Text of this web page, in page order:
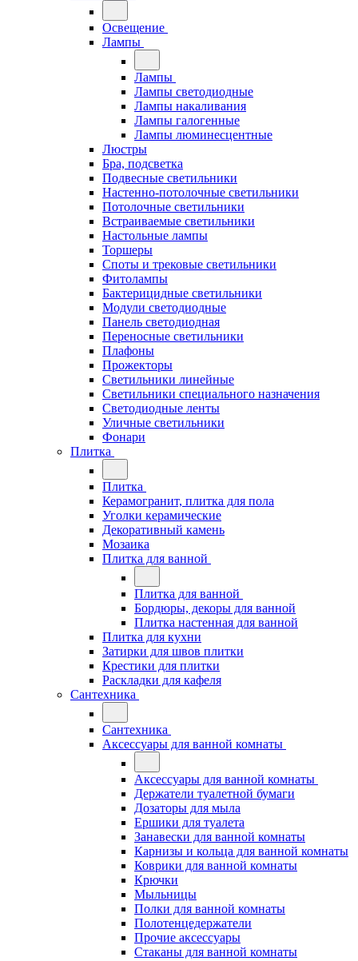
Освещение
Лампы
Лампы
Лампы светодиодные
Лампы накаливания
Лампы галогенные
Лампы люминесцентные
Люстры
Бра, подсветка
Подвесные светильники
Настенно-потолочные светильники
Потолочные светильники
Встраиваемые светильники
Настольные лампы
Торшеры
Споты и трековые светильники
Фитолампы
Бактерицидные светильники
Модули светодиодные
Панель светодиодная
Переносные светильники
Плафоны
Прожекторы
Светильники линейные
Светильники специального назначения
Светодиодные ленты
Уличные светильники
Фонари
Плитка
Плитка
Керамогранит, плитка для пола
Уголки керамические
Декоративный камень
Мозаика
Плитка для ванной
Плитка для ванной
Бордюры, декоры для ванной
Плитка настенная для ванной
Плитка для кухни
Затирки для швов плитки
Крестики для плитки
Раскладки для кафеля
Сантехника
Сантехника
Аксессуары для ванной комнаты
Аксессуары для ванной комнаты
Держатели туалетной бумаги
Дозаторы для мыла
Ершики для туалета
Занавески для ванной комнаты
Карнизы и кольца для ванной комнаты
Коврики для ванной комнаты
Крючки
Мыльницы
Полки для ванной комнаты
Полотенцедержатели
Прочие аксессуары
Стаканы для ванной комнаты